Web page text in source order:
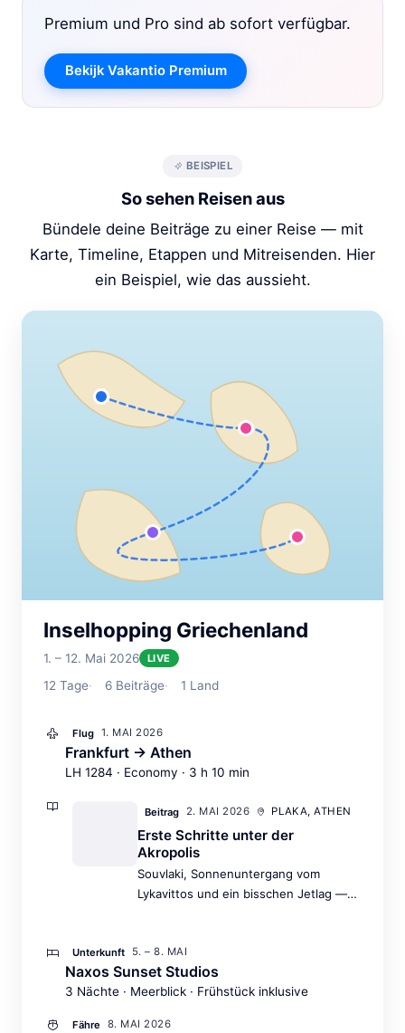
Premium und Pro sind ab sofort verfügbar.
Bekijk Vakantio Premium
BEISPIEL
So sehen Reisen aus
Bündele deine Beiträge zu einer Reise — mit
Karte, Timeline, Etappen und Mitreisenden. Hier
ein Beispiel, wie das aussieht.
Inselhopping Griechenland
1. – 12. Mai 2026 LIVE
12 Tage 6 Beiträge 1 Land
Flug 1. MAI 2026
Frankfurt → Athen
LH 1284 · Economy · 3 h 10 min
Beitrag 2. MAI 2026 PLAKA, ATHEN
Erste Schritte unter der
Akropolis
Souvlaki, Sonnenuntergang vom
Lykavittos und ein bisschen Jetlag —
Unterkunft 5. – 8. MAI
Naxos Sunset Studios
3 Nächte · Meerblick · Frühstück inklusive
Fähre 8. MAI 2026